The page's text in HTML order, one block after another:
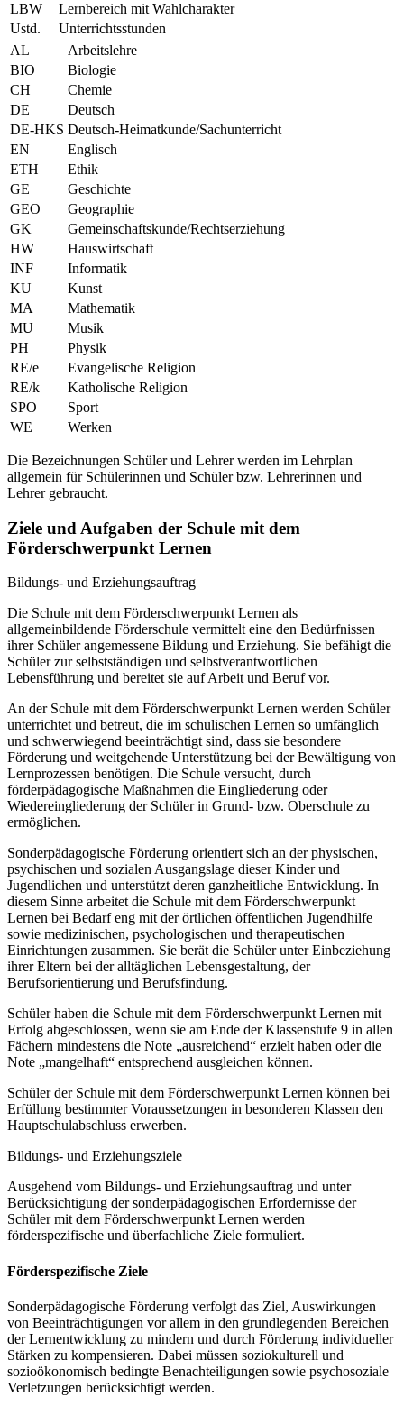
LBW
Lernbereich mit Wahlcharakter
Ustd.
Unterrichtsstunden
AL
Arbeitslehre
BIO
Biologie
CH
Chemie
DE
Deutsch
DE-HKS Deutsch-Heimatkunde/Sachunterricht
EN
Englisch
ETH
Ethik
GE
Geschichte
GEO
Geographie
GK
Gemeinschaftskunde/Rechtserziehung
HW
Hauswirtschaft
INF
Informatik
KU
Kunst
MA
Mathematik
MU
Musik
PH
Physik
RE/e
Evangelische Religion
RE/k
Katholische Religion
SPO
Sport
WE
Werken
Die Bezeichnungen Schüler und Lehrer werden im Lehrplan
allgemein für Schülerinnen und Schüler bzw. Lehrerinnen und
Lehrer gebraucht.
Ziele und Aufgaben der Schule mit dem
Förderschwerpunkt Lernen
Bildungs- und Erziehungsauftrag
Die Schule mit dem Förderschwerpunkt Lernen als
allgemeinbildende Förderschule vermittelt eine den Bedürfnissen
ihrer Schüler angemessene Bildung und Erziehung. Sie befähigt die
Schüler zur selbstständigen und selbstverantwortlichen
Lebensführung und bereitet sie auf Arbeit und Beruf vor.
An der Schule mit dem Förderschwerpunkt Lernen werden Schüler
unterrichtet und betreut, die im schulischen Lernen so umfänglich
und schwerwiegend beeinträchtigt sind, dass sie besondere
Förderung und weitgehende Unterstützung bei der Bewältigung von
Lernprozessen benötigen. Die Schule versucht, durch
förderpädagogische Maßnahmen die Eingliederung oder
Wiedereingliederung der Schüler in Grund- bzw. Oberschule zu
ermöglichen.
Sonderpädagogische Förderung orientiert sich an der physischen,
psychischen und sozialen Ausgangslage dieser Kinder und
Jugendlichen und unterstützt deren ganzheitliche Entwicklung. In
diesem Sinne arbeitet die Schule mit dem Förderschwerpunkt
Lernen bei Bedarf eng mit der örtlichen öffentlichen Jugendhilfe
sowie medizinischen, psychologischen und therapeutischen
Einrichtungen zusammen. Sie berät die Schüler unter Einbeziehung
ihrer Eltern bei der alltäglichen Lebensgestaltung, der
Berufsorientierung und Berufsfindung.
Schüler haben die Schule mit dem Förderschwerpunkt Lernen mit
Erfolg abgeschlossen, wenn sie am Ende der Klassenstufe 9 in allen
Fächern mindestens die Note „ausreichend“ erzielt haben oder die
Note „mangelhaft“ entsprechend ausgleichen können.
Schüler der Schule mit dem Förderschwerpunkt Lernen können bei
Erfüllung bestimmter Voraussetzungen in besonderen Klassen den
Hauptschulabschluss erwerben.
Bildungs- und Erziehungsziele
Ausgehend vom Bildungs- und Erziehungsauftrag und unter
Berücksichtigung der sonderpädagogischen Erfordernisse der
Schüler mit dem Förderschwerpunkt Lernen werden
förderspezifische und überfachliche Ziele formuliert.
Förderspezifische Ziele
Sonderpädagogische Förderung verfolgt das Ziel, Auswirkungen
von Beeinträchtigungen vor allem in den grundlegenden Bereichen
der Lernentwicklung zu mindern und durch Förderung individueller
Stärken zu kompensieren. Dabei müssen soziokulturell und
sozioökonomisch bedingte Benachteiligungen sowie psychosoziale
Verletzungen berücksichtigt werden.